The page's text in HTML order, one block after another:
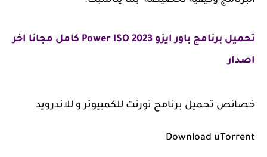
تحميل برنامج باور ايزو 2023 Power ISO كامل مجانا اخر
اصدار
خصائص تحميل برنامج تورنت للكمبيوترو للاندرويد
Download uTorrent